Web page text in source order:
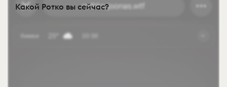
Какой Ротко вы сейчас?